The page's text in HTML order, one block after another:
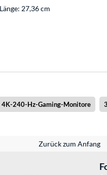
27,36 cm
4K-240-Hz-Gaming-Monitore
Zurück zum Anfang